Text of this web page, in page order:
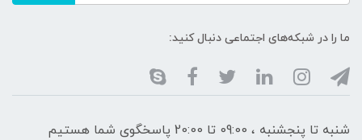
ما را در شبکه‌های اجتماعی دنبال کنید:
شنبه تا پنجشنبه ، 09:00 تا 20:00 پاسخگوی شما هستیم